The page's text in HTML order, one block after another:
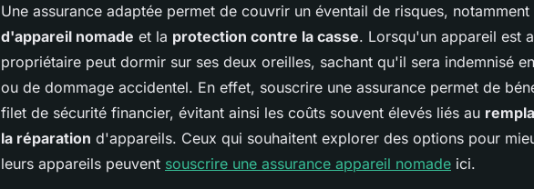
Une assurance adaptée permet de couvrir un éventail de risques, notamment
d'appareil nomade et la protection contre la casse. Lorsqu'un appareil est
propriétaire peut dormir sur ses deux oreilles, sachant qu'il sera indemnisé
ou de dommage accidentel. En effet, souscrire une assurance permet de
filet de sécurité financier, évitant ainsi les coûts souvent élevés liés au
la réparation d'appareils. Ceux qui souhaitent explorer des options pour
leurs appareils peuvent souscrire une assurance appareil nomade ici.